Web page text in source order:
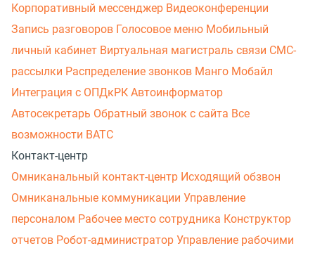
Корпоративный мессенджер Видеоконференции
Запись разговоров Голосовое меню Мобильный
личный кабинет Виртуальная магистраль связи СМС-
рассылки Распределение звонков Манго Мобайл
Интеграция с ОПДкРК Автоинформатор
Автосекретарь Обратный звонок с сайта Все
возможности ВАТС
Контакт-центр
Омниканальный контакт-центр Исходящий обзвон
Омниканальные коммуникации Управление
персоналом Рабочее место сотрудника Конструктор
отчетов Робот-администратор Управление рабочими